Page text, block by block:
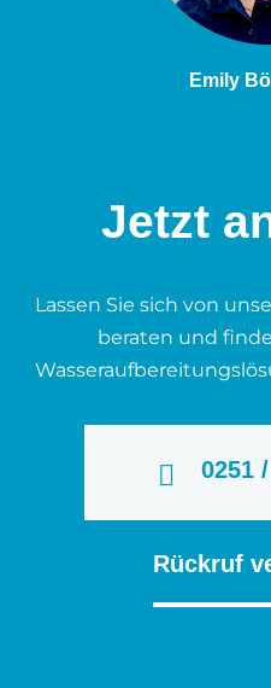
Emily
Jetzt
Lassen Sie sich von
beraten und
0251
Rückruf